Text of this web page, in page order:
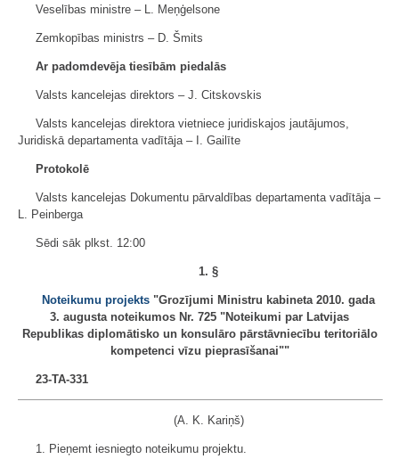
Veselības ministre ‒ L. Meņģelsone
Zemkopības ministrs ‒ D. Šmits
Ar padomdevēja tiesībām piedalās
Valsts kancelejas direktors ‒ J. Citskovskis
Valsts kancelejas direktora vietniece juridiskajos jautājumos,
Juridiskā departamenta vadītāja ‒ I. Gailīte
Protokolē
Valsts kancelejas Dokumentu pārvaldības departamenta vadītāja ‒
L. Peinberga
Sēdi sāk plkst. 12:00
1. §
Noteikumu projekts "Grozījumi Ministru kabineta 2010. gada
3. augusta noteikumos Nr. 725 "Noteikumi par Latvijas
Republikas diplomātisko un konsulāro pārstāvniecību teritoriālo
kompetenci vīzu pieprasīšanai""
23-TA-331
(A. K. Kariņš)
1. Pieņemt iesniegto noteikumu projektu.